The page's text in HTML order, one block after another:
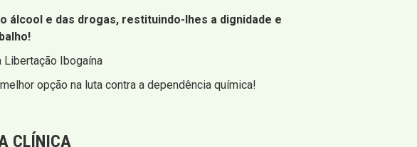
e das drogas, restituindo-lhes a dignidade e
Libertação Ibogaína
opção na luta contra a dependência química!
CLÍNICA